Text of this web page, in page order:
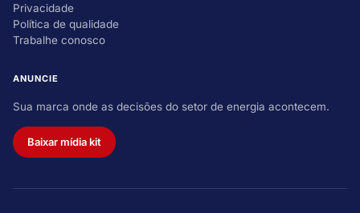
Privacidade
Política de qualidade
Trabalhe conosco
ANUNCIE
Sua marca onde as decisões do setor de energia acontecem.
Baixar mídia kit